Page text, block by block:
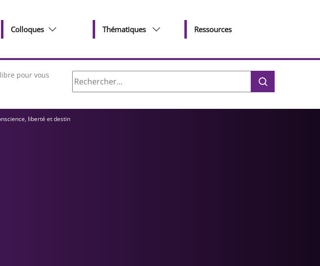
Colloques Thématiques Ressources
pour vous
Rechercher :
liberté et destin